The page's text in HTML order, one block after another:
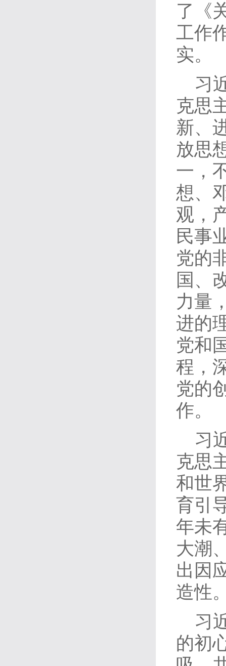
了《
工作
实。
习
克思
新、
放思
一，
想、
观，
民事
党的
国、
力量
进的
党和
程，
党的
作。
习
克思
和世
育引
年未
大潮
出因
造性
习
的初